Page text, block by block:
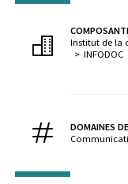
Institut de la
INFODOC
DOMAINES